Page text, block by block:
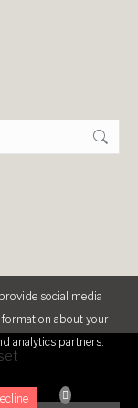
social media
about your
analytics partners.